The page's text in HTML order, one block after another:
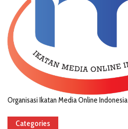
Organisasi Ikatan Media Online Indonesia
Categories